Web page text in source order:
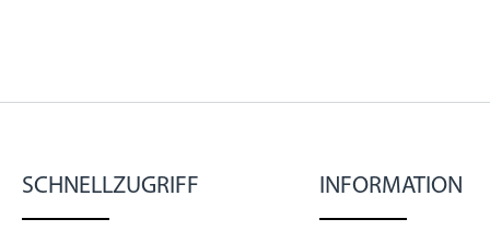
SCHNELLZUGRIFF INFORMATION